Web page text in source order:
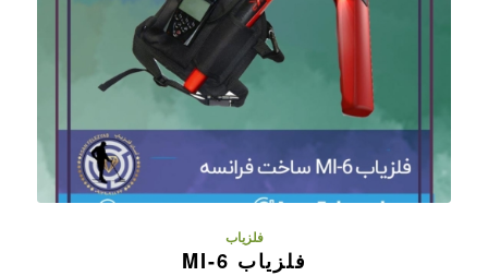
فلزیاب
فلزیاب MI-6